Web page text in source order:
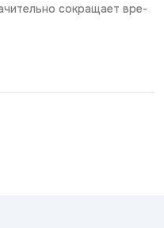
сокращает вре-